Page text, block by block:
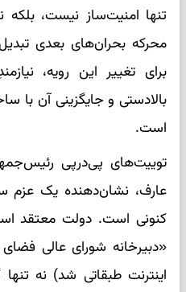
تنها امنیت‌ساز نیست، بلکه
محرکه بحران‌های بعدی
برای تغییر این رویه،
بالادستی و جایگزینی آن با
است.
توییت‌های پی‌درپی
عارف، نشان‌دهنده یک عزم
کنونی است. دولت معتقد
«دبیرخانه شورای عالی
اینترنت طبقاتی شد) نه